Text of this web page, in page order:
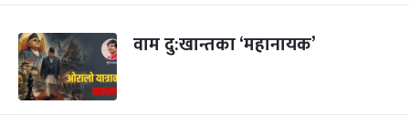
वाम दु:खान्तका ‘महानायक’